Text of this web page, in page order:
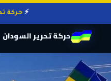
حركة تحرير السودان